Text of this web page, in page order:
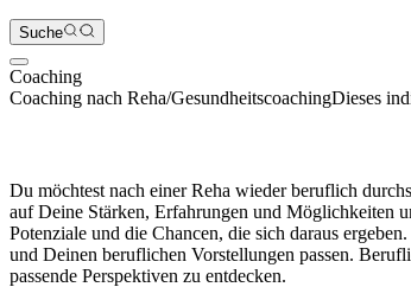
Suche
Coaching
Coaching nach Reha/GesundheitscoachingDieses
Du möchtest nach einer Reha wieder beruflich
auf Deine Stärken, Erfahrungen und Möglichkeiten
Potenziale und die Chancen, die sich daraus ergeben.
und Deinen beruflichen Vorstellungen passen.
passende Perspektiven zu entdecken.